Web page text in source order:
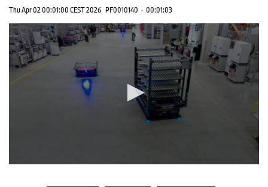
Thu Apr 02 00:01:00 CEST 2026 PF0010140 · 00:01:03